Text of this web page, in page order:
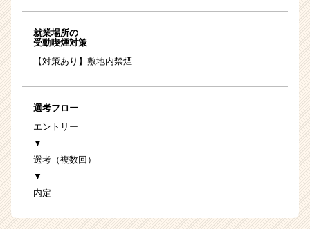
就業場所の
受動喫煙対策
【対策あり】敷地内禁煙
選考フロー
エントリー
▼
選考（複数回）
▼
内定